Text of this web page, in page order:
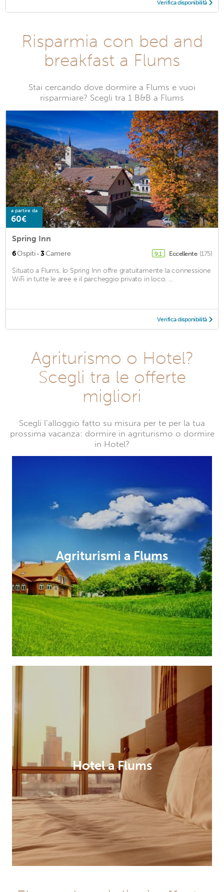
Verifica disponibilità
Risparmia con bed and
breakfast a Flums
Stai cercando dove dormire a Flums e vuoi
risparmiare? Scegli tra 1 B&B a Flums
a partire da
60€
Spring Inn
6Ospiti · 3Camere 9,1 Eccellente (175)
Situato a Flums, lo Spring Inn offre gratuitamente la connessione
WiFi in tutte le aree e il parcheggio privato in loco. ...
Verifica disponibilità
Agriturismo o Hotel?
Scegli tra le offerte
migliori
Scegli l’alloggio fatto su misura per te per la tua
prossima vacanza: dormire in agriturismo o dormire
in Hotel?
Agriturismi a Flums
Hotel a Flums